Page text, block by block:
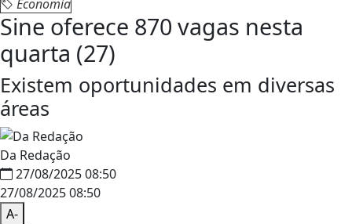
Economia
Sine oferece 870 vagas nesta
quarta (27)
Existem oportunidades em diversas
áreas
Da Redação
27/08/2025 08:50
27/08/2025 08:50
A-